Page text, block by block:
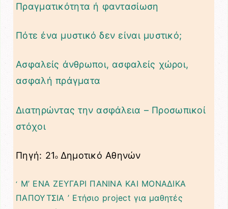
Πραγματικότητα ή φαντασίωση
Πότε ένα μυστικό δεν είναι μυστικό;
Ασφαλείς άνθρωποι, ασφαλείς χώροι,
ασφαλή πράγματα
Διατηρώντας την ασφάλεια – Προσωπικοί
στόχοι
Πηγή: 21ο Δημοτικό Αθηνών
‘ Μ’ ΕΝΑ ΖΕΥΓΑΡΙ ΠΑΝΙΝΑ ΚΑΙ ΜΟΝΑΔΙΚΑ
ΠΑΠΟΥΤΣΙΑ ’ Ετήσιο project για μαθητές